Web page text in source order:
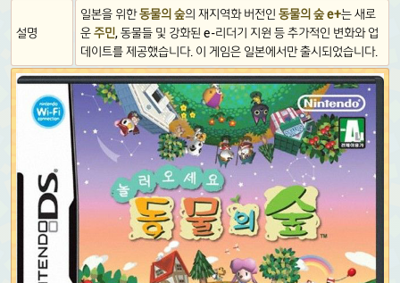
설명
일본을 위한동물의 숲의 재지역화 버전인 동물의 숲 e+는 새로
운주민, 동물들 및 강화된 e-리더기 지원 등 추가적인 변화와 업
데이트를 제공했습니다. 이 게임은 일본에서만 출시되었습니다.